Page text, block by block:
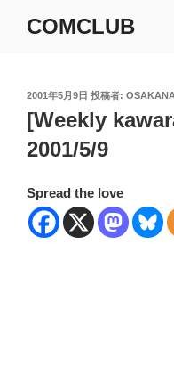
COMCLUB
投
稿
日:
2001年5月9日 投稿者:
[Weekly
2001/5/9
Spread the love